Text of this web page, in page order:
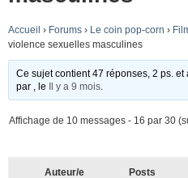
Accueil › Forums › Le coin pop-corn ›
violence sexuelles masculines
Ce sujet contient 47 réponses, 2 ps.
par
, le Il y a 9 mois
Affichage de 10 messages - 16 par 30
Auteur/e Posts